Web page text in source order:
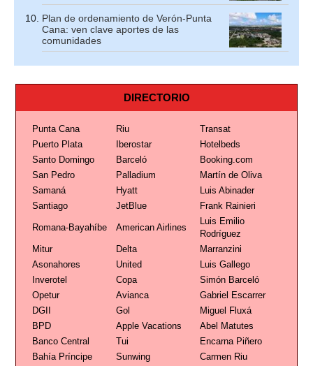
Plan de ordenamiento de Verón-Punta
Cana: ven clave aportes de las
comunidades
DIRECTORIO
Punta Cana Riu
Transat
Puerto Plata
Iberostar
Hotelbeds
Santo Domingo
Barceló
Booking.com
San Pedro
Palladium
Martín de Oliva
Samaná
Hyatt
Luis Abinader
Santiago
JetBlue Frank Rainieri
Romana-Bayahíbe American Airlines
Luis Emilio
Rodríguez
Mitur
Delta
Marranzini
Asonahores
United
Luis Gallego
Inverotel
Copa
Simón Barceló
Opetur
Avianca
Gabriel Escarrer
DGII
Gol
Miguel Fluxá
BPD
Apple Vacations
Abel Matutes
Banco Central
Tui
Encarna Piñero
Bahía Príncipe
Sunwing Carmen Riu